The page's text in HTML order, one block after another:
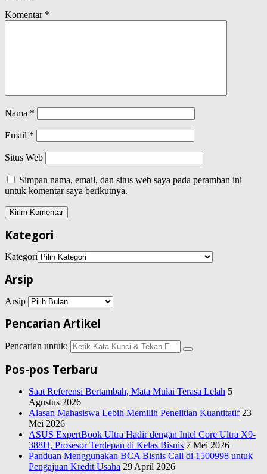
Komentar *
Nama *
Email *
Situs Web
Simpan nama, email, dan situs web saya pada peramban ini
untuk komentar saya berikutnya.
Kategori
Kategori
Arsip
Arsip
Pencarian Artikel
Pencarian untuk:
Pos-pos Terbaru
Saat Referensi Bertambah, Mata Mulai Terasa Lelah 5
Agustus 2026
Alasan Mahasiswa Lebih Memilih Penelitian Kuantitatif 23
Mei 2026
ASUS ExpertBook Ultra Hadir dengan Intel Core Ultra X9-
388H, Prosesor Terdepan di Kelas Bisnis 7 Mei 2026
Panduan Menggunakan BCA Bisnis Call di 1500998 untuk
Pengajuan Kredit Usaha 29 April 2026